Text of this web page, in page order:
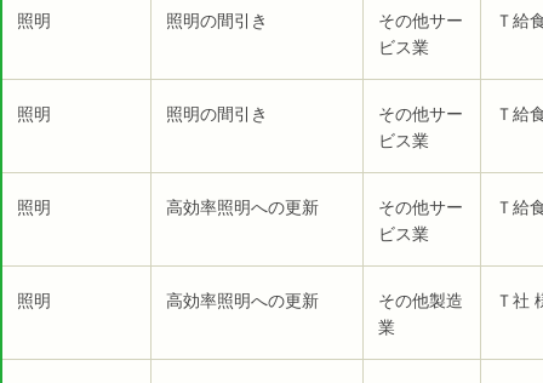
照明 照明の間引き
その他サー
ビス業
Ｔ給
照明 照明の間引き
その他サー
ビス業
Ｔ給
照明 高効率照明への更新
その他サー
ビス業
Ｔ給
照明 高効率照明への更新
その他製造
業
Ｔ社